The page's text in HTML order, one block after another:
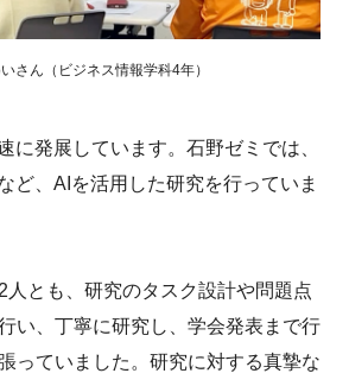
さん（ビジネス情報学科4年）
に発展しています。石野ゼミでは、
ど、AIを活用した研究を行っていま
人とも、研究のタスク設計や問題点
い、丁寧に研究し、学会発表まで行
っていました。研究に対する真摯な